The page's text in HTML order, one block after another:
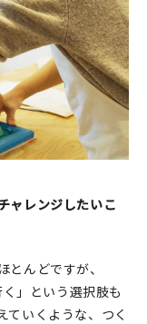
ャレンジしたいこ
んどですが、
」という選択肢も
ていくような、つく